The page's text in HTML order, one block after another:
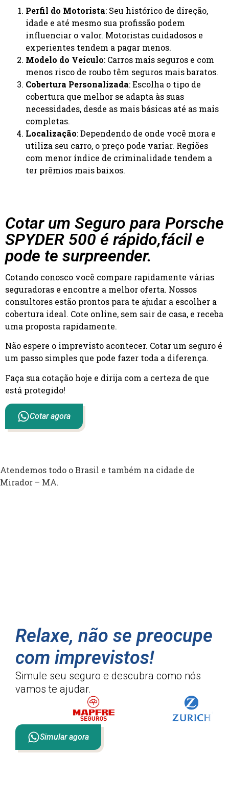
Perfil do Motorista: Seu histórico de direção,
idade e até mesmo sua profissão podem
influenciar o valor. Motoristas cuidadosos e
experientes tendem a pagar menos.
Modelo do Veículo: Carros mais seguros e com
menos risco de roubo têm seguros mais baratos.
Cobertura Personalizada: Escolha o tipo de
cobertura que melhor se adapta às suas
necessidades, desde as mais básicas até as mais
completas.
Localização: Dependendo de onde você mora e
utiliza seu carro, o preço pode variar. Regiões
com menor índice de criminalidade tendem a
ter prêmios mais baixos.
Cotar um Seguro para Porsche
SPYDER 500 é rápido,fácil e
pode te surpreender.
Cotando conosco você compare rapidamente várias
seguradoras e encontre a melhor oferta. Nossos
consultores estão prontos para te ajudar a escolher a
cobertura ideal. Cote online, sem sair de casa, e receba
uma proposta rapidamente.
Não espere o imprevisto acontecer. Cotar um seguro é
um passo simples que pode fazer toda a diferença.
Faça sua cotação hoje e dirija com a certeza de que
está protegido!
Cotar agora
Atendemos todo o Brasil e também na cidade de
Mirador – MA.
Relaxe, não se preocupe
com imprevistos!
Simule seu seguro e descubra como nós
vamos te ajudar.
Simular agora